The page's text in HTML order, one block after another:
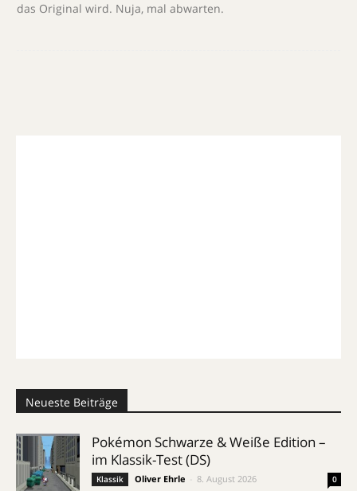
das Original wird. Nuja, mal abwarten.
Neueste Beiträge
Pokémon Schwarze & Weiße Edition –
im Klassik-Test (DS)
Klassik Oliver Ehrle 8. August 2026 0